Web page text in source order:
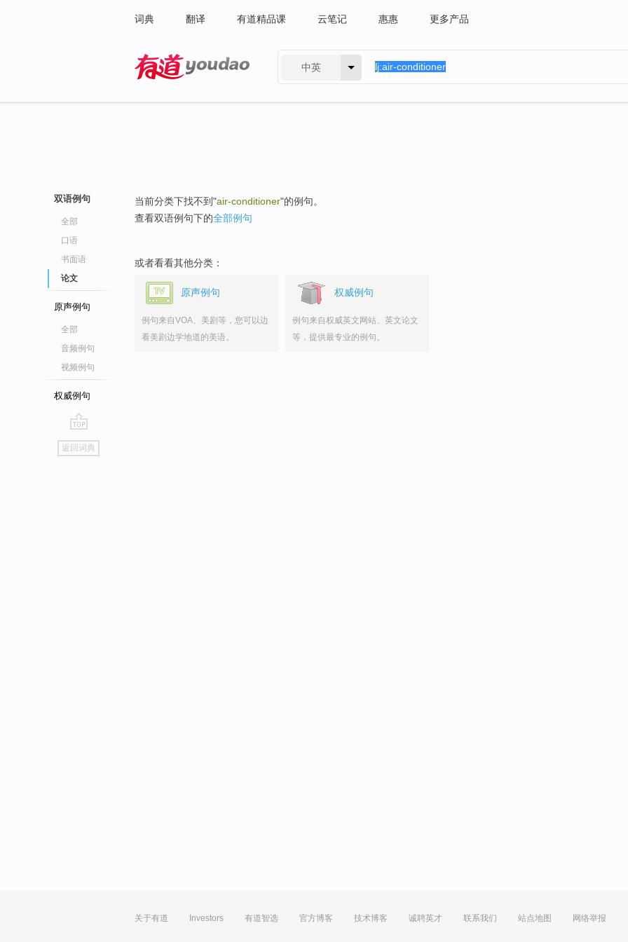
词典 翻译 有道精品课 云笔记 惠惠 更多产品
中英
双语例句
全部
口语
书面语
论文
原声例句
全部
音频例句
视频例句
权威例句
go
top
返回词典
当前分类下找不到"air-conditioner"的例句。
查看双语例句下的全部例句
或者看看其他分类：
原声例句
例句来自VOA、美剧等，您可以边
看美剧边学地道的美语。
权威例句
例句来自权威英文网站、英文论文
等，提供最专业的例句。
关于有道 Investors 有道智选 官方博客 技术博客 诚聘英才 联系我们 站点地图 网络举报